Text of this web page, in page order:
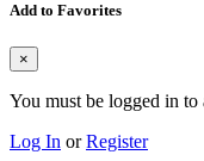
Add to Favorites
×
You must be logged in to
Log In orRegister